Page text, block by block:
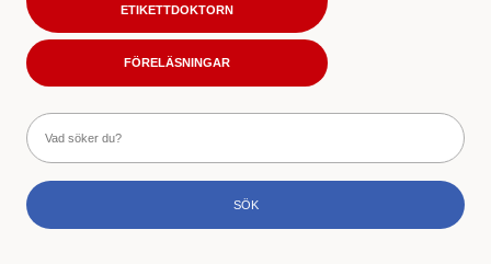
ETIKETTDOKTORN
FÖRELÄSNINGAR